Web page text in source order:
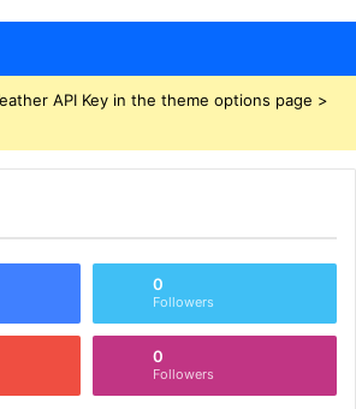
API Key in the theme options page >
0
Followers
0
Followers